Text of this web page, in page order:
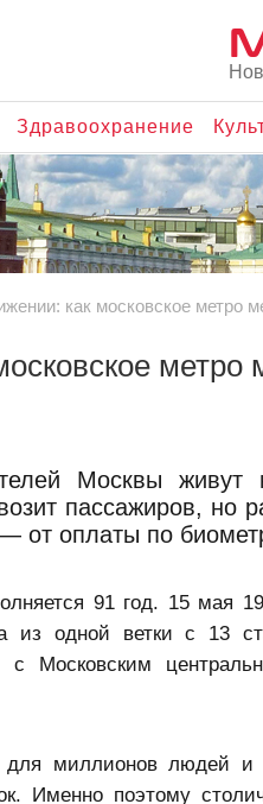
Здравоохранение
как московское метро
Москвы
пассажиров, но
от оплаты по
91 год. 15 мая
из одной ветки с 13
с Московским
миллионов людей и
Именно поэтому